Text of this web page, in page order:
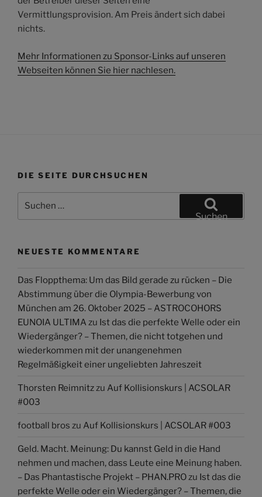
Vermittlungsprovision. Am Preis ändert sich dabei
nichts.
Mehr Informationen zu Sponsor-Links auf unseren
Webseiten können Sie hier nachlesen.
DIE SEITE DURCHSUCHEN
Suchen
NEUESTE KOMMENTARE
Das Floppthema: Um das Bild gerade zu rücken – Die
Abstimmung über die Olympia-Bewerbung von
München am 26. Oktober 2025 – ASTROCOHORS
EUNOIA ULTIMA zu Ist das die perfekte Welle oder ein
Wiedergänger? – Themen, die nicht totgehen und
wiederkommen mit der unangenehmen
Regelmäßigkeit einer ungeliebten Jahreszeit
Thorsten Reimnitzzu Auf Kollisionskurs | ACSOLAR
#003
football bros zu Auf Kollisionskurs | ACSOLAR #003
Geld. Macht. Meinung: Du kannst Geld in die Hand
nehmen und machen, dass Leute eine Meinung haben.
– Das Phantastische Projekt – PHAN.PROzu Ist das die
perfekte Welle oder ein Wiedergänger? – Themen, die